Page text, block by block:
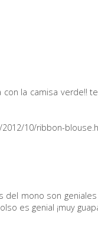
la camisa verde!!
10/ribbon-
del mono son
es genial ¡muy